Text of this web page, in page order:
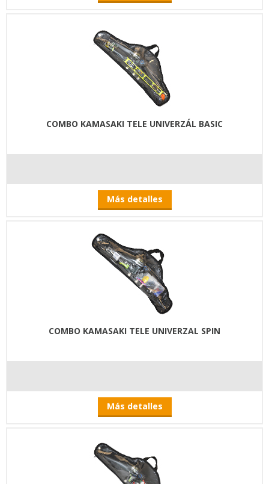
COMBO KAMASAKI TELE UNIVERZÁL BASIC
Más detalles
COMBO KAMASAKI TELE UNIVERZAL SPIN
Más detalles